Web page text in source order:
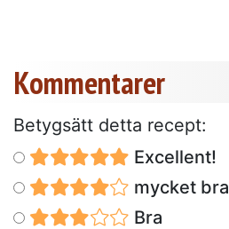
Kommentarer
Betygsätt detta recept:
Excellent!
mycket bra
Bra